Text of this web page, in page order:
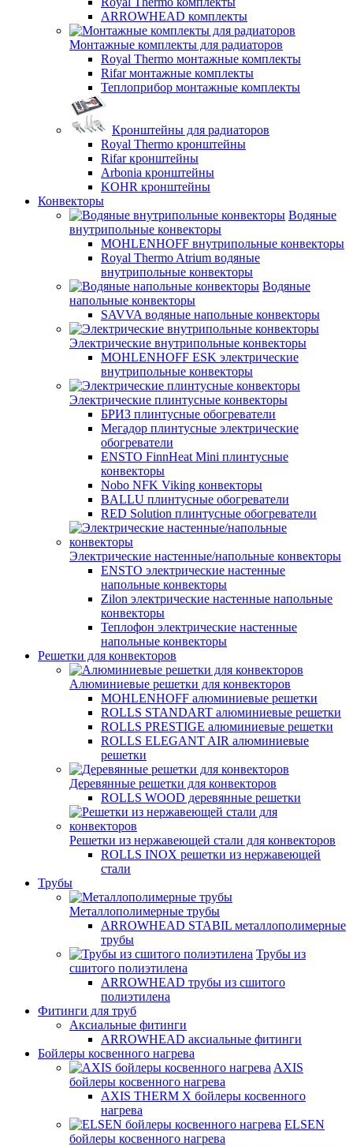
ARROWHEAD комплекты
Монтажные комплекты для радиаторов
Royal Thermo монтажные комплекты
Rifar монтажные комплекты
Теплоприбор монтажные комплекты
Кронштейны для радиаторов
Royal Thermo кронштейны
Rifar кронштейны
Arbonia кронштейны
KOHR кронштейны
Конвекторы
Водяные
внутрипольные конвекторы
MOHLENHOFF внутрипольные конвекторы
Royal Thermo Atrium водяные
внутрипольные конвекторы
Водяные
напольные конвекторы
SAVVA водяные напольные конвекторы
Электрические внутрипольные конвекторы
MOHLENHOFF ESK электрические
внутрипольные конвекторы
Электрические плинтусные конвекторы
БРИЗ плинтусные обогреватели
Мегадор плинтусные электрические
обогреватели
ENSTO FinnHeat Mini плинтусные
конвекторы
Nobo NFK Viking конвекторы
BALLU плинтусные обогреватели
RED Solution плинтусные обогреватели
Электрические настенные/напольные конвекторы
ENSTO электрические настенные
напольные конвекторы
Zilon электрические настенные напольные
конвекторы
Теплофон электрические настенные
напольные конвекторы
Решетки для конвекторов
Алюминиевые решетки для конвекторов
MOHLENHOFF алюминиевые решетки
ROLLS STANDART алюминиевые решетки
ROLLS PRESTIGE алюминиевые решетки
ROLLS ELEGANT AIR алюминиевые
решетки
Деревянные решетки для конвекторов
ROLLS WOOD деревянные решетки
Решетки из нержавеющей стали для конвекторов
ROLLS INOX решетки из нержавеющей
стали
Трубы
Металлополимерные трубы
ARROWHEAD STABIL металлополимерные
трубы
Трубы из
сшитого полиэтилена
ARROWHEAD трубы из сшитого
полиэтилена
Фитинги для труб
Аксиальные фитинги
ARROWHEAD аксиальные фитинги
Бойлеры косвенного нагрева
AXIS
бойлеры косвенного нагрева
AXIS THERM X бойлеры косвенного
нагрева
ELSEN
бойлеры косвенного нагрева